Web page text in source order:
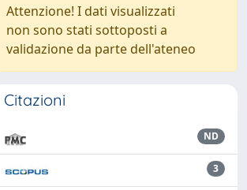
Attenzione! I dati visualizzati
non sono stati sottoposti a
validazione da parte dell'ateneo
Citazioni
ND
3